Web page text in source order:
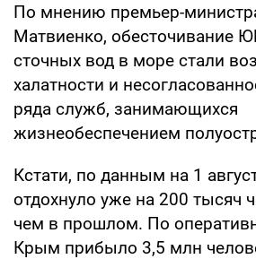
По мнению премьер-
Матви­енко, обесточивание
сточных вод в море стали
халат­ности и
ряда служб, занима­ющихся
жизнеобеспечением
Кстати, по данным на 1
отдохнуло уже на 200 тысяч
чем в прошлом. По
Крым прибыло 3,5 млн